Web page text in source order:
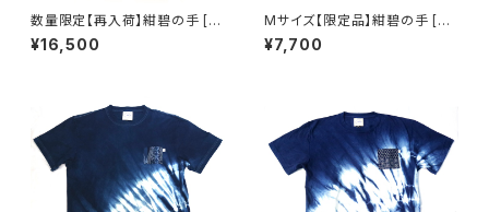
数量限定【再入荷】紺碧の手 [天
然藍染スウェット] M・L ※職人
手染め
¥16,500
Mサイズ【限定品】紺碧の手 [天
然藍染 Tシャツ] 半袖 グラデー
ション※職人手染め
¥7,700